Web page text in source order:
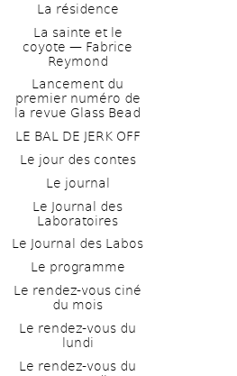
La résidence
La sainte et le
coyote — Fabrice
Reymond
Lancement du
premier numéro de
la revue Glass Bead
LE BAL DE JERK OFF
Le jour des contes
Le journal
Le Journal des
Laboratoires
Le Journal des Labos
Le programme
Le rendez-vous ciné
du mois
Le rendez-vous du
lundi
Le rendez-vous du